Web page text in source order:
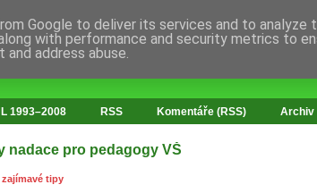
1993–2008 RSS Komentáře (RSS) Archiv
nadace pro pedagogy VŠ
zajímavé tipy
Google to deliver its services and to analyze
with performance and security metrics to
address abuse.